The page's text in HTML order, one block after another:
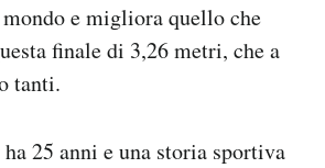
e migliora quello che
finale di 3,26 metri, che a
tanti.
25 anni e una storia sportiva